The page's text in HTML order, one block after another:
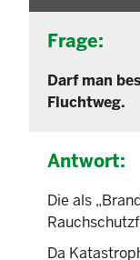
Frage:
Darf man
Fluchtweg.
Antwort:
Die als
Da